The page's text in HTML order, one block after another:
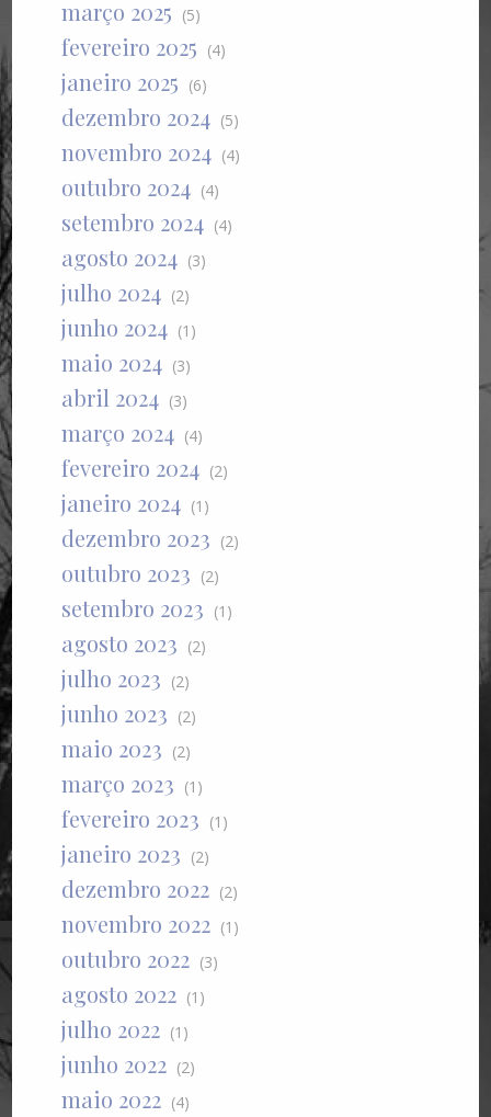
março 2025 (5)
fevereiro 2025 (4)
janeiro 2025 (6)
dezembro 2024 (5)
novembro 2024 (4)
outubro 2024 (4)
setembro 2024 (4)
agosto 2024 (3)
julho 2024 (2)
junho 2024 (1)
maio 2024 (3)
abril 2024 (3)
março 2024 (4)
fevereiro 2024 (2)
janeiro 2024 (1)
dezembro 2023 (2)
outubro 2023 (2)
setembro 2023 (1)
agosto 2023 (2)
julho 2023 (2)
junho 2023 (2)
maio 2023 (2)
março 2023 (1)
fevereiro 2023 (1)
janeiro 2023 (2)
dezembro 2022 (2)
novembro 2022 (1)
outubro 2022 (3)
agosto 2022 (1)
julho 2022 (1)
junho 2022 (2)
maio 2022 (4)